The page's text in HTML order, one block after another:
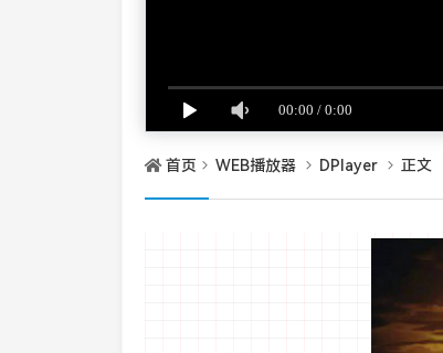
首页 WEB播放器 DPlayer 正文